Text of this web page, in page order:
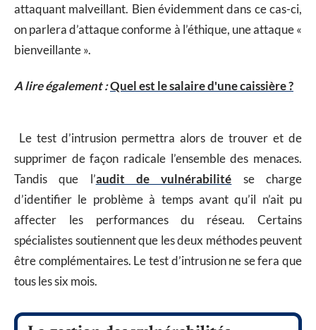
attaquant malveillant. Bien évidemment dans ce cas-ci,
on parlera d’attaque conforme à l’éthique, une attaque «
bienveillante ».
A lire également :Quel est le salaire d'une caissière ?
Le test d’intrusion permettra alors de trouver et de
supprimer de façon radicale l’ensemble des menaces.
Tandis que l’audit de vulnérabilité se charge
d’identifier le problème à temps avant qu’il n’ait pu
affecter les performances du réseau. Certains
spécialistes soutiennent que les deux méthodes peuvent
être complémentaires. Le test d’intrusion ne se fera que
tous les six mois.